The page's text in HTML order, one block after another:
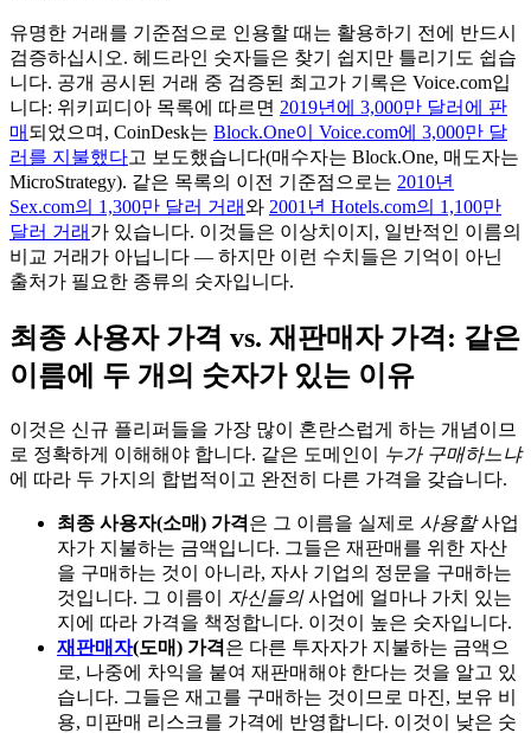
유명한 거래를 기준점으로 인용할 때는 활용하기 전에 반드시
검증하십시오. 헤드라인 숫자들은 찾기 쉽지만 틀리기도 쉽습
니다. 공개 공시된 거래 중 검증된 최고가 기록은 Voice.com입
니다: 위키피디아 목록에 따르면 2019년에 3,000만 달러에 판
매 되었으며, CoinDesk는 Block.One이 Voice.com에 3,000만 달
러를 지불했다고 보도했습니다(매수자는 Block.One, 매도자는
MicroStrategy). 같은 목록의 이전 기준점으로는 2010년
Sex.com의 1,300만 달러 거래와 2001년 Hotels.com의 1,100만
달러 거래 가 있습니다. 이것들은 이상치이지, 일반적인 이름의
비교 거래가 아닙니다 — 하지만 이런 수치들은 기억이 아닌
출처가 필요한 종류의 숫자입니다.
최종 사용자 가격 vs. 재판매자 가격: 같은
이름에 두 개의 숫자가 있는 이유
이것은 신규 플리퍼들을 가장 많이 혼란스럽게 하는 개념이므
로 정확하게 이해해야 합니다. 같은 도메인이
누가 구매하느냐
에 따라 두 가지의 합법적이고 완전히 다른 가격을 갖습니다.
최종 사용자(소매) 가격은 그 이름을 실제로 사용할사업
자가 지불하는 금액입니다. 그들은 재판매를 위한 자산
을 구매하는 것이 아니라, 자사 기업의 정문을 구매하는
것입니다. 그 이름이 자신들의사업에 얼마나 가치 있는
지에 따라 가격을 책정합니다. 이것이 높은 숫자입니다.
재판매자(도매) 가격은 다른 투자자가 지불하는 금액으
로, 나중에 차익을 붙여 재판매해야 한다는 것을 알고 있
습니다. 그들은 재고를 구매하는 것이므로 마진, 보유 비
용, 미판매 리스크를 가격에 반영합니다. 이것이 낮은 숫